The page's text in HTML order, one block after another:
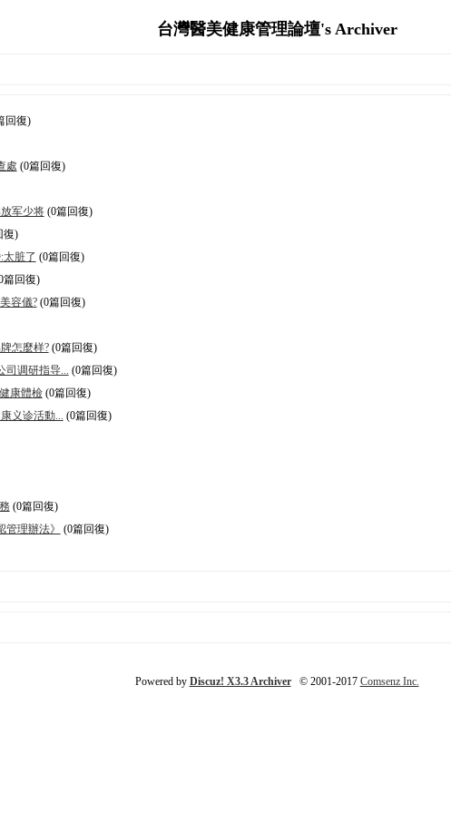
台灣醫美健康管理論壇's Archiver
回復)
處 (0篇回復)
军少将(0篇回復)
復)
脏了 (0篇回復)
回復)
容儀?(0篇回復)
怎麼样?(0篇回復)
司调研指导... (0篇回復)
康體檢(0篇回復)
义诊活動... (0篇回復)
(0篇回復)
理辦法》
(0篇回復)
Powered by Discuz! X3.3 Archiver© 2001-2017 Comsenz Inc.